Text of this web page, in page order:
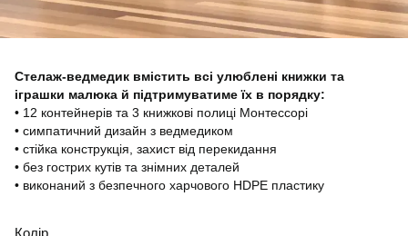
Стелаж-ведмедик вмістить всі улюблені книжки та
іграшки малюка й підтримуватиме їх в порядку:
• 12 контейнерів та 3 книжкові полиці Монтессорі
• симпатичний дизайн з ведмедиком
• стійка конструкція, захист від перекидання
• без гострих кутів та знімних деталей
• виконаний з безпечного харчового HDPE пластику
Колір